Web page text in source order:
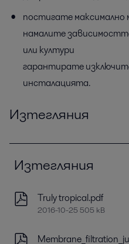
постигате максимално
намалите
или култури
гарантирате
инсталацията.
Изтегляния
Изтегляния
Truly tropical.pdf
2016-10-25 505 kB